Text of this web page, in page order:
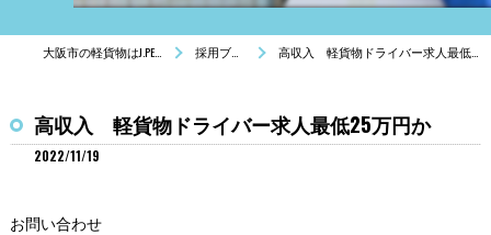
大阪市の軽貨物はJ.PExpress 採用ブログ 高収入 軽貨物ドライバー求人最低25万円か
高収入 軽貨物ドライバー求人最低25万円か
2022/11/19
お問い合わせ